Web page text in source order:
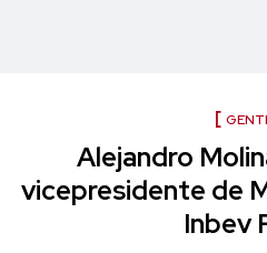
Alejandro
vicepresidente de
Inbev